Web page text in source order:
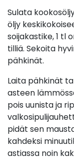
Sulata
öljy
soijakastike, 1 tl
tilliä. Sekoita
pähkinät.
Laita pähkinät
asteen
pois uunista ja
pidät sen
kahdeksi
astiassa noin